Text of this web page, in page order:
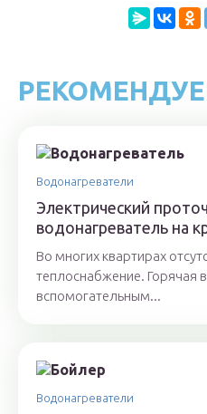
Водонагреватели
Электрический
водонагреватель на
Во многих квартирах
теплоснабжение. Горячая
вспомогательным...
Водонагреватели